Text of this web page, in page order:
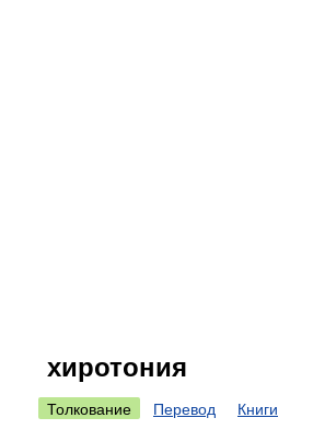
хиротония
Толкование Перевод Книги